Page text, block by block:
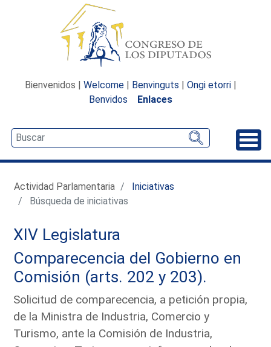
Bienvenidos | Welcome | Benvinguts | Ongi etorri |
Benvidos
Enlaces
Actividad Parlamentaria
Iniciativas
Búsqueda de iniciativas
XIV Legislatura
Comparecencia del Gobierno en
Comisión (arts. 202 y 203).
Solicitud de comparecencia, a petición propia,
de la Ministra de Industria, Comercio y
Turismo, ante la Comisión de Industria,